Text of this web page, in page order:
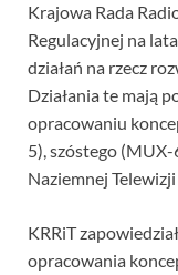
Krajowa Rada
Regulacyjnej na
działań na rzecz
Działania te mają
opracowaniu
5), szóstego
Naziemnej
KRRiT
opracowania